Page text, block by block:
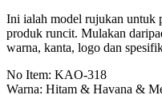
Ini ialah model rujukan untuk
produk runcit. Mulakan
warna, kanta, logo dan
No Item: KAO-318
Warna: Hitam & Havana &